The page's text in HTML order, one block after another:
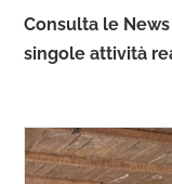
Consulta le
singole attività